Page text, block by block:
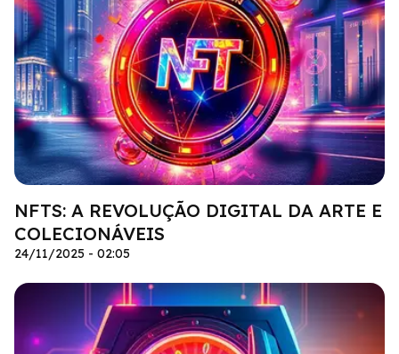
NFTS: A REVOLUÇÃO DIGITAL DA ARTE E
COLECIONÁVEIS
24/11/2025 - 02:05